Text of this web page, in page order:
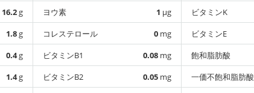
16.2g
1.8g
0.4g
1.4g
ヨウ素
1 µg
コレステロール
0 mg
ビタミンB1
0.08 mg
ビタミンB2
0.05 mg
ビタミンK
ビタミンE
飽和脂肪酸
一価不飽和脂肪酸